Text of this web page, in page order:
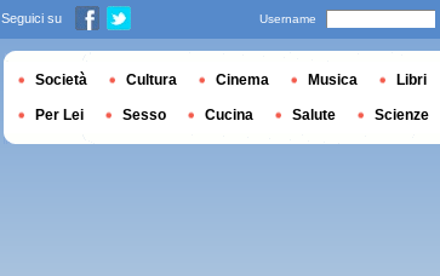
Seguici su Username
Società Cultura Cinema Musica Libri
Per Lei Sesso Cucina Salute Scienze